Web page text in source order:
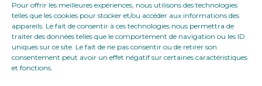
Pour offrir les meilleures expériences, nous utilisons des technologies
telles que les cookies pour stocker et/ou accéder aux informations des
appareils. Le fait de consentir à ces technologies nous permettra de
traiter des données telles que le comportement de navigation ou les ID
uniques sur ce site. Le fait de ne pas consentir ou de retirer son
consentement peut avoir un effet négatif sur certaines caractéristiques
et fonctions.
FaceBook
TwitterLinkedIn